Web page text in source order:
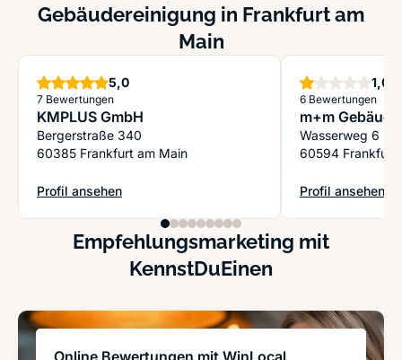
Gebäudereinigung in Frankfurt am
Main
5,0Sterne
7 Bewertungen
KMPLUS GmbH
Bergerstraße 340
60385 Frankfurt am Main
Profil ansehen
: KMPLUS GmbH
1,0
6 Bewertungen
m+m
Wasserweg 6
60594 Frankfurt
Profil ansehen
: m+m
Empfehlungsmarketing mit
KennstDuEinen
Online Bewertungen mit WinLocal